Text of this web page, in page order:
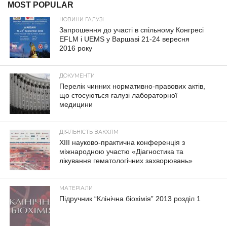
MOST POPULAR
НОВИНИ ГАЛУЗІ
Запрошення до участі в спільному Конгресі
EFLM і UEMS у Варшаві 21-24 вересня
2016 року
ДОКУМЕНТИ
Перелік чинних нормативно-правових актів,
що стосуються галузі лабораторної
медицини
ДІЯЛЬНІСТЬ ВАКХЛМ
XIII науково-практична конференція з
міжнародною участю «Діагностика та
лікування гематологічних захворювань»
МАТЕРІАЛИ
Підручник “Клінічна біохімія” 2013 розділ 1